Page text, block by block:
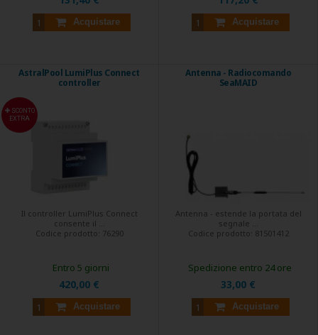
Acquistare Acquistare
AstralPool LumiPlus Connect
controller
SCONTO
EXTRA
Il controller LumiPlus Connect
consente il ...
Codice prodotto: 76290
420,00 €
Acquistare
Entro 5 giorni
Antenna - Radiocomando
SeaMAID
Antenna - estende la portata del
segnale ...
Codice prodotto: 81501412
33,00 €
Acquistare
Spedizione entro 24 ore